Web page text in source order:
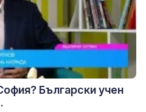
Български учен